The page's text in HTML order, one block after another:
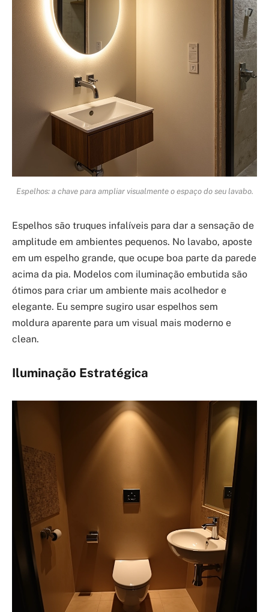
Espelhos: a chave para ampliar visualmente o espaço do seu lavabo.
Espelhos são truques infalíveis para dar a sensação de
amplitude em ambientes pequenos. No lavabo, aposte
em um espelho grande, que ocupe boa parte da parede
acima da pia. Modelos com iluminação embutida são
ótimos para criar um ambiente mais acolhedor e
elegante. Eu sempre sugiro usar espelhos sem
moldura aparente para um visual mais moderno e
clean.
Iluminação Estratégica